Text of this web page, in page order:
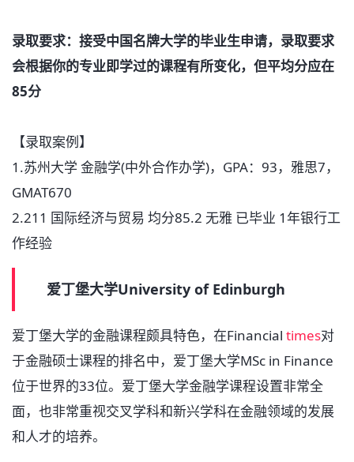
录取要求：接受中国名牌大学的毕业生申请，录取要求
会根据你的专业即学过的课程有所变化，但平均分应在
85分
【录取案例】
1.苏州大学 金融学(中外合作办学)，GPA：93，雅思7，
GMAT670
2.211 国际经济与贸易 均分85.2 无雅 已毕业 1年银行工
作经验
爱丁堡大学University of Edinburgh
爱丁堡大学的金融课程颇具特色，在Financial times对
于金融硕士课程的排名中，爱丁堡大学MSc in Finance
位于世界的33位。爱丁堡大学金融学课程设置非常全
面，也非常重视交叉学科和新兴学科在金融领域的发展
和人才的培养。